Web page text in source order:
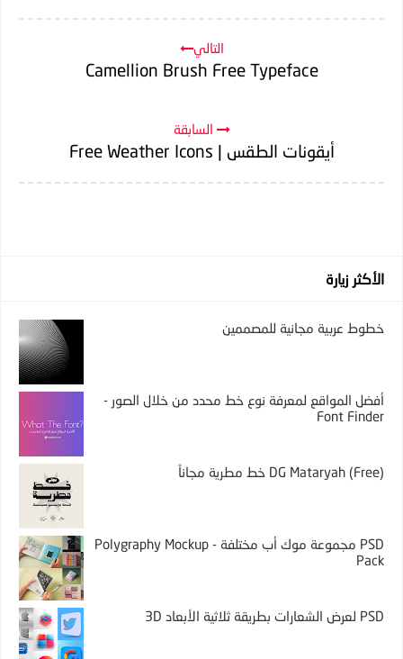
التالي
Camellion Brush Free Typeface
السابقة
أيقونات الطقس | Free Weather Icons
الأكثر زيارة
خطوط عربية مجانية للمصممين
أفضل المواقع لمعرفة نوع خط محدد من خلال الصور -
Font Finder
DG Mataryah (Free) خط مطرية مجاناً
PSD مجموعة موك أب مختلفة - Polygraphy Mockup
Pack
PSD لعرض الشعارات بطريقة ثلاثية الأبعاد 3D